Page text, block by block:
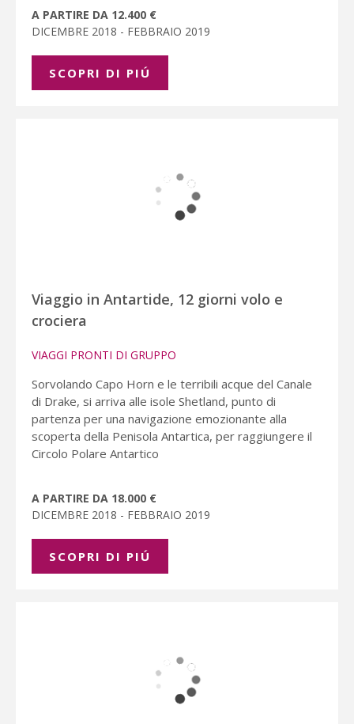
A PARTIRE DA 12.400 €
DICEMBRE 2018 - FEBBRAIO 2019
SCOPRI DI PIÚ
Viaggio in Antartide, 12 giorni volo e
crociera
VIAGGI PRONTI DI GRUPPO
Sorvolando Capo Horn e le terribili acque del Canale
di Drake, si arriva alle isole Shetland, punto di
partenza per una navigazione emozionante alla
scoperta della Penisola Antartica, per raggiungere il
Circolo Polare Antartico
A PARTIRE DA 18.000 €
DICEMBRE 2018 - FEBBRAIO 2019
SCOPRI DI PIÚ